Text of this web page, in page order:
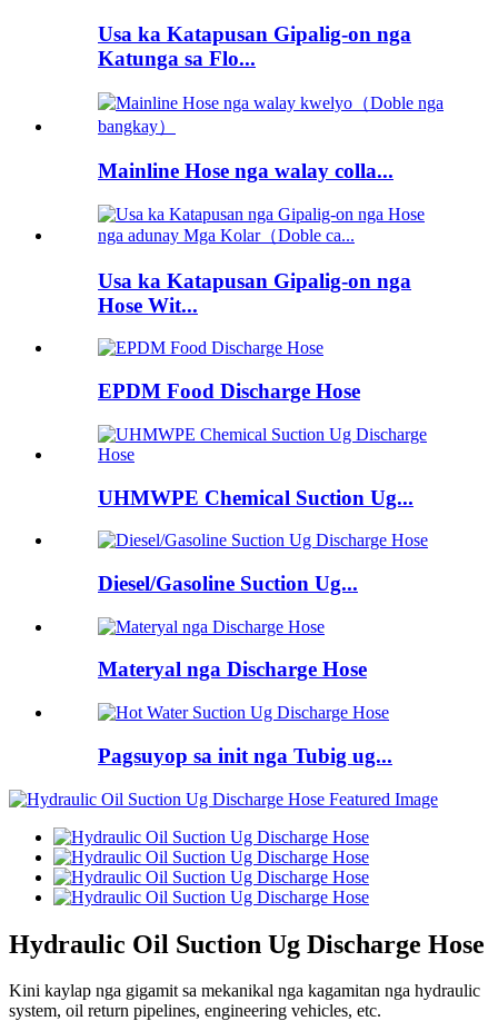
Usa ka Katapusan Gipalig-on nga
Katunga sa Flo...
Mainline Hose nga walay colla...
Usa ka Katapusan Gipalig-on nga
Hose Wit...
EPDM Food Discharge Hose
UHMWPE Chemical Suction Ug...
Diesel/Gasoline Suction Ug...
Materyal nga Discharge Hose
Pagsuyop sa init nga Tubig ug...
Hydraulic Oil Suction Ug Discharge Hose
Kini kaylap nga gigamit sa mekanikal nga kagamitan nga hydraulic
system, oil return pipelines, engineering vehicles, etc.